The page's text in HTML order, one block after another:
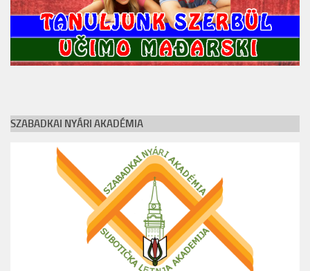
SZABADKAI NYÁRI AKADÉMIA